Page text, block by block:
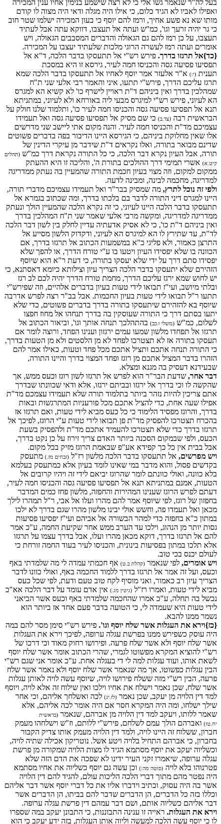
בעל לה"ר שנאמר גשו אלי כי לא רצה שישמע בנימין אחיו ענין המכירה
ואפילו לאביו לא הגיד כלום, כי אילו היה מגלה ודאי היה מצוה לו קודם
מותו שא נא פשע אחיך, ורמז להם יוסף כי בעון המכירה ישלמו שטר חוב
כי גר יהיה זרעך וגו', כמ"ש ועתה אל תעצבו, דווקא עתה אבל לעתיד
תעצבו, על כן רמז להם גם הגאולה והדברים המסבבים הגאולה, ויש
אומרים ועתה רמז לעשרה הרוגי מלכות שלעתיד יעצבו על המכירה.
{כד}אל תרגזו בדרך. פירש רש"י אל תתעסקו בדבר הלכה, ד"א אל
תפסיעו פסיעה גסה והכניסו חמה לעיר, גירסא זו היא במסכת
תענית (י:) א"ר אלעזר אמר יוסף לאחיו אל תתעסקו בדבר הלכה שמא
תרגז עליכם הדרך, פירש"י תתעו, איני והאמר רבי אלעי שני ת"ח
שמהלכין בדרך ואין ביניהם ד"ת ראויין לישרף כו' לא קשיא הא למגרס
הא לעיוני, פירש רש"י למיגרס מבעי ליה באורחא ולא לעיוני, במתניתא
תנא אל תפסיעו פסיעה גסה והכניסו חמה לעיר כו', ותלמוד שלנו חולק על
הבראשית רבה (צד.ב) כי שם מסיק אל תפסיעו פסיעה גסה ואל תעמידו
עצמיכם מד"ת והכניסו חמה לעיר. והנה מקום אתי ליישב שני מדרשים
אלו שאין מחלוקת ביניהם, כי הגירסא היינו הדיבור בפה בדברים פשוטים
שדינם מבואר בתורה, ואלו נקראים ד"ת שידבר מן עיקרי הדינין של
תורה, אבל העיון נקרא דבר הלכה, כי כל התורה נקראת דרך כמ"ש (תהלים
קיט.א) אשרי תמימי דרך ההולכים בתורת ה', והליכה זו היא ההעתק
ממקום למקום, וזה מצוי בעיון חכמת התורה שהמעיין בה נעתק ממדריגה
למדריגה, מחכמה לבינה, ומבינה לדעה.
ולפי זה נוכל לתרץ, מה שמסיק בבר"ר ואל תעמידו עצמיכם מדברי תורה,
היינו למגרס דיני התורה לדבר בם בלכתו בדרך, ומה שכתוב בגמרא אל
תתעסקו בדבר הלכה היינו לעיוני, כי זה נקרא הלכה שהמעיין הולך ונעתק
ממדריגה למדריגה, ומקשה מרבי אלעי שאמר שני ת"ח המהלכין בדרך
ואין ביניהם ד"ת כו', כי לא אסיק אדעתיה עדיין לחלק בין לשון דבר הלכה
לד"ת, עד שתירץ לו הא למיגרס הא לעיוני, ודקדוק הלשון מסייע אל
התרצן כאמור, ולא פליגי כ"א במשמעות הכתוב אל תרגזו בדרך, אם
הכוונה בו שלא יפסידו העיון ויטעו בו ע"י טורח הדרך, או להפך שלא
יפסידו סתם דרך על ידי שלא יעסקו בתורה, כי דעת ר"א הוא שיוסף
הזהירם שלא יתעסקו בדבר הלכה הצריך עיון וצילותא כיומא דאסתנא, כי
יש לחוש שמא ירגז עליכם הדרך, מחמת טורח הדרך יהיה לכם לב רגז
ובלתי מיושב, ועי"ז תבואו לידי טעות בעיון בדברים אלהיים, וזה שפירש"י
תתעו ר"ל תבואו לידי טעות בעיון החכמות. אבל בב"ר רצה לפרש אדרבה
שיוסף בא להזהירם שיתעסקו בתורה בדרך בדברים פשוטים, כדי שלא
יתעו בסתם דרך כי התורה שעוסקין בה בדרך תנחהו אל מחוז חפצו
לשלום, כמ"ש (משלי ו.כב) בהתהלכך תנחה אותך וגו', וביאור הכתוב אל
תרגזו אל תפחדו מלשון שמעו עמים ירגזון וענינו הפחד, ורוצה לומר אם
תעסקו בתורה אז לא תצטרכו לפחד לא מן הלסטים ולא מן הטעות בדרך,
כי התורה תנחה אתכם ותציל אתכם מכל פחד וטעות, כאילו אמר להם
הזהרו בדבר המציל אתכם מן רוגז ופחד המצוי בדרך והיינו התורה,
שבעידנא דעסיק בה מגנא ומצלא.
דבר אחר, שדעת הבר"ר הוא לפרש אל תרגזו לשון רוגז וכעס ממש, אך
שהקשה לו וכי בדרך אל ירגזו ובביתם ירגזו, אלא ודאי שכוונתו שבדרך
אתם צריכין להיות נזהר ביותר בתלמוד תורה שלא תעמידו עצמכם מד"ת
אפילו שעה אחת, כדי להציל אתכם מכל פורעניות המתרגשות ובאות
בדרך, והרוגז מפסיד הלימוד כי כל כעס מביא לידי טעות, ואם תרגזו אז
בהכרח תצטרכו להפסיק מד"ת פן תבואו לידי טעות ע"י הרוגז, לפיכך אל
תרגזו בדרך כדי שלא תצטרכו להעמיד אתכם מד"ת ולהפסיק בשעת
הכעס, ולפי שבמקום הסכנה ביותר האדם צריך זירוז על כן נקט בדרך,
אבל בבית אין כל כך קפידא אע"פ שבאמת הרוגז מזיק בכל מקום.
ויש מפרשים, אל תתעסקו בדבר הלכה מלשון רז"ל (זבחים מז.) מתעסק
בקדשים פסול, והוא מדבר במי שאינו לומד בעיון אלא כמתעסק בעלמא
בלא כוונה, ואולי כוונתם לומר שהרוגז יביאם לידי זה ויהיו קרובים אל
הטעות, אמנם במתניתא תנא אל תפסיעו פסיעה גסה והכניסו חמה לעיר,
דעתם לפרש הרוגז שענינו המהירות והחפזה, מלשון פחז כמים המדבר
בחפזון של רוגז, לפי שיוסף אמר להם מהרו ועלו אל אבי, ר"ל תמהרו לילך
מכאן ואל תעמדו פה, וחשש אולי יבינו מלשון מהרו שגם בדרך לא ילכו
במתון כ"א בחפזה כדי למהר הבשורה אל אביהם ועי"ז יפסיעו פסיעות
גסות יותר מן הנהוג, וילכו עד הערב ממש אחר שקיעת החמה, ע"כ אמר
להם אל תרגזו בדרך, דוקא מכאן מהרו ועלו, אבל בדרך עצמו על תרגזו
אלא תלכו במתון בפסיעות בינונית, והכניסו לעיר בעוד החמה זורחת כי
לעולם יכנס בכי טוב.
ויש אומרים, לפי שנאמר (קהלת ב.ט) אף חכמתי עמדה לי מה שלמדתי באף
וכעס, ועל זה אמר אל תרגזו בדרך ללמוד החכמה באף, ואולי כוונו לדבר
הצריך עיון רב כאמור, ואני מוסיף לקח טוב טעם ודעת, לפי שכל כעס
מביא לידי טעות, ואמרו רז"ל (גיטין מג.) אין אדם עומד על דבר הלכה אא"כ
נכשל בה תחלה, ע"כ אמרו שהחכמה שלמדתי באף וכעס אשר הביאני
לידי טעות היא שעמדה לי, כי הטועה בדבר פעם אחד אז ביותר הוא
נשמר ממנו להבא.
{כז}וירא את העגלות אשר שלח יוסף וגו'. פירש רש"י סימן מסר להם במה
היה עוסק כשפירש ממנו בפרשת עגלה ערופה, לפיכך וירא את העגלות
אשר שלח יוסף ולא אשר שלח פרעה. ופירושו רחוק מאוד וכי דרכו של
רש"י להוציא המקרא מפשוטו לגמרי, שהרי הכתוב אומר אשר שלח יוסף
לשאת אותו, ועוד עגלות למה לי די בעגלה אחת. ע"כ אומר אני שגם רש"י
הבין עגלות כפשוטו, אך מה שנאמר אשר שלח יוסף ולא נאמר אשר שלח
פרעה, הבין רש"י מזה ששלח פירושו לויה, שיוסף עשה לויה לאותן עגלות
אשר שלח, שכן נאמר וישלח את אחיו וילכו ואין שילוח זה אלא לויה, ויוסף
למד דין הלויה מן יעקב, שכן נאמר (לז.יג) לכה ואשלחך אליהם, וכי אחר
שילך ישלחו, ומה היה המקרא חסר אם היה אומר לכה אליהם, אלא
שאמר ללותו, ויעקב למד דין הלויה מן אברהם, שנאמר (בראשית
יח.טז) ואברהם הולך עמם לשלחם, פירש"י ללותם, וז"ש וישלחהו מעמק
חברון, ששלוח זה היינו לויה, ולמד דין הלויה מעמק אותו צדיק הקבור
בחברון, כי אברהם התחיל בלויה ויטע אשל. נוטריקון אכילה שתיה לויה,
וכשליוה יעקב את יוסף מסתמא הגיד לו מצות הלויה שמקורה מן פרשת
עגלה ערופה, שיאמרו זקני העיר ידינו לא שפכה את הדם הזה שלא
פטרנוהו בלא לויה (סוטה מה:) וכן עשה גם יוסף כשליוה את אחיו מסתמא
היה נפטר מהם מתוך דברי הלכה הליכות עולם, להגיד להם דין הלויה
אשר בה היה עסוק, וכתיב וידברו אליו את כל דברי יוסף אשר דבר אליהם
וכללו בזה כל הדברים, הן הדברים שדבר להם בביתו, הן הדברים אשר
דבר אליהם כשליוה אותם, ושם דבר עמהם דין פרשת עגלה ערופה.
וירא את העגלות. ראייה זו ענינה התבוננות, כי התבונן יעקב במה שספרו
לו כי יוסף עשה הלכה למעשה וליוה אותן העגלות, בזה ידע יעקב כי הוא